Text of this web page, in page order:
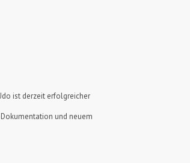
ist derzeit erfolgreicher
Dokumentation und neuem